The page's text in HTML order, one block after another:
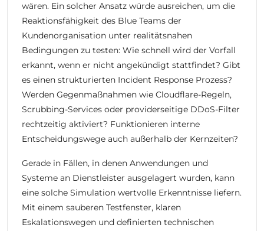
wären. Ein solcher Ansatz würde ausreichen, um die
Reaktionsfähigkeit des Blue Teams der
Kundenorganisation unter realitätsnahen
Bedingungen zu testen: Wie schnell wird der Vorfall
erkannt, wenn er nicht angekündigt stattfindet? Gibt
es einen strukturierten Incident Response Prozess?
Werden Gegenmaßnahmen wie Cloudflare-Regeln,
Scrubbing-Services oder providerseitige DDoS-Filter
rechtzeitig aktiviert? Funktionieren interne
Entscheidungswege auch außerhalb der Kernzeiten?
Gerade in Fällen, in denen Anwendungen und
Systeme an Dienstleister ausgelagert wurden, kann
eine solche Simulation wertvolle Erkenntnisse liefern.
Mit einem sauberen Testfenster, klaren
Eskalationswegen und definierten technischen